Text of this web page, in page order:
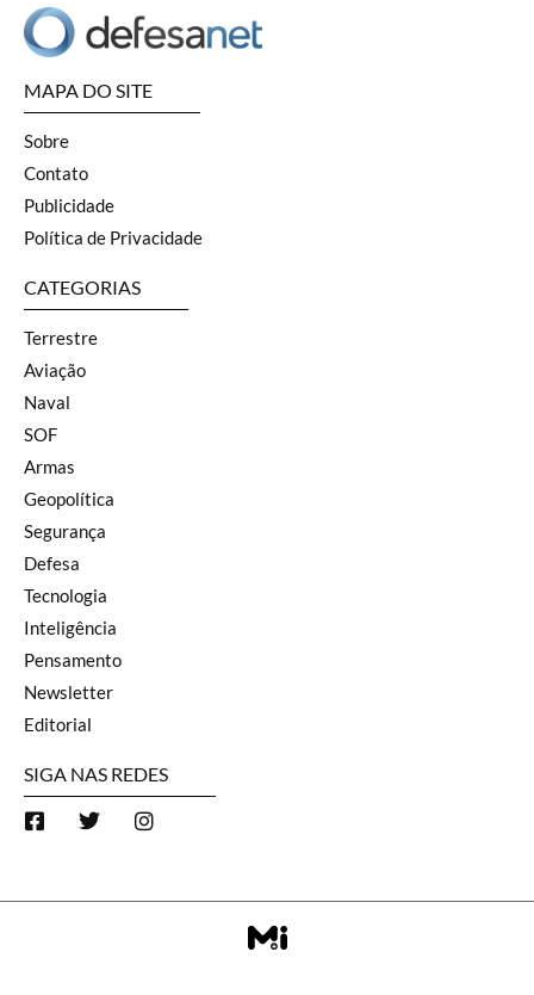
MAPA DO SITE
Sobre
Contato
Publicidade
Política de Privacidade
CATEGORIAS
Terrestre
Aviação
Naval
SOF
Armas
Geopolítica
Segurança
Defesa
Tecnologia
Inteligência
Pensamento
Newsletter
Editorial
SIGA NAS REDES